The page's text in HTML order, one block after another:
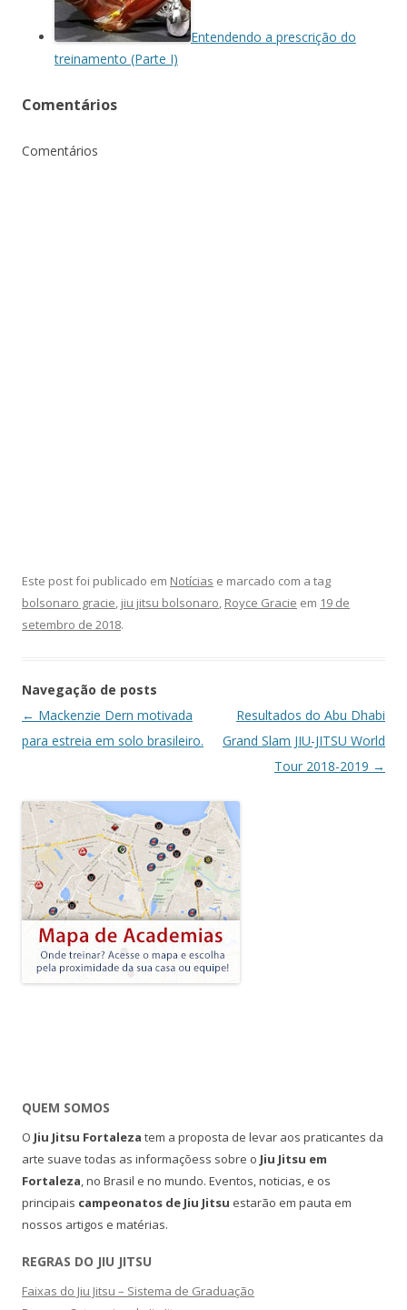
Entendendo a prescrição do
treinamento (Parte I)
Comentários
Comentários
Este post foi publicado em Notícias e marcado com a tag
bolsonaro gracie, jiu jitsu bolsonaro, Royce Gracie em 19 de
setembro de 2018.
Navegação de posts
← Mackenzie Dern motivada
para estreia em solo brasileiro.
Resultados do Abu Dhabi
Grand Slam JIU-JITSU World
Tour 2018-2019 →
QUEM SOMOS
O Jiu Jitsu Fortaleza tem a proposta de levar aos praticantes da
arte suave todas as informaçõess sobre o Jiu Jitsu em
Fortaleza, no Brasil e no mundo. Eventos, noticias, e os
principais campeonatos de Jiu Jitsu estarão em pauta em
nossos artigos e matérias.
REGRAS DO JIU JITSU
Faixas do Jiu Jitsu – Sistema de Graduação